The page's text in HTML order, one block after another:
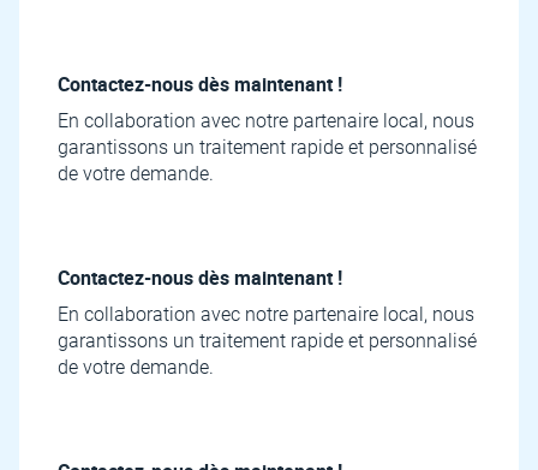
Contactez-nous dès maintenant !
En collaboration avec notre partenaire local, nous
garantissons un traitement rapide et personnalisé
de votre demande.
Contactez-nous dès maintenant !
En collaboration avec notre partenaire local, nous
garantissons un traitement rapide et personnalisé
de votre demande.